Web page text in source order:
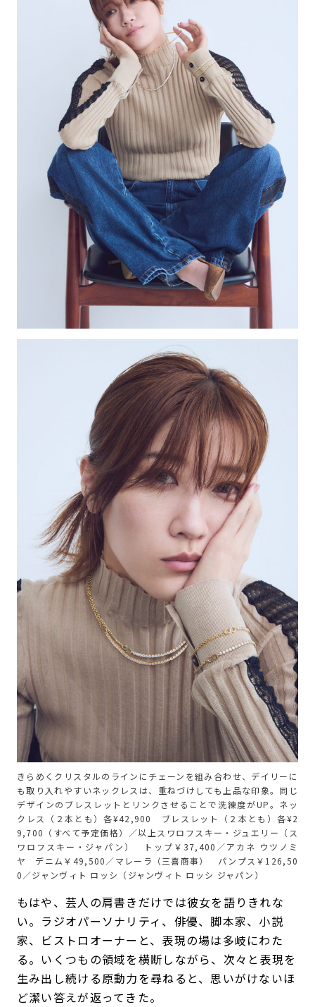
きらめくクリスタルのラインにチェーンを組み合わせ、デイリーに
も取り入れやすいネックレスは、重ねづけしても上品な印象。同じ
デザインのブレスレットとリンクさせることで洗練度がUP。ネッ
クレス（２本とも）各¥42,900 ブレスレット（２本とも）各¥2
9,700（すべて予定価格）／以上スワロフスキー・ジュエリー（ス
ワロフスキー・ジャパン） トップ￥37,400／アカネ ウツノミ
ヤ デニム￥49,500／マレーラ（三喜商事） パンプス￥126,50
0／ジャンヴィト ロッシ（ジャンヴィト ロッシ ジャパン）
もはや、芸人の肩書きだけでは彼女を語りきれな
い。ラジオパーソナリティ、俳優、脚本家、小説
家、ビストロオーナーと、表現の場は多岐にわた
る。いくつもの領域を横断しながら、次々と表現を
生み出し続ける原動力を尋ねると、思いがけないほ
ど潔い答えが返ってきた。